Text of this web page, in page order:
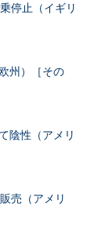
停止（イギリ
州）［その
陰性（アメリ
売（アメリ